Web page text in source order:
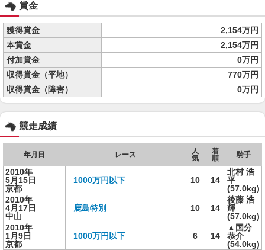
賞金
獲得賞金
2,154万円
本賞金
2,154万円
付加賞金
0万円
収得賞金（平地）
770万円
収得賞金（障害）
0万円
競走成績
年月日 レース
人
気
着
順
騎手
2010年
5月15日
京都
1000万円以下 10 14
北村 浩
平
(57.0kg)
2010年
4月17日
中山
鹿島特別 10 14
後藤 浩
輝
(57.0kg)
2010年
1月9日
京都
1000万円以下 6 14
▲国分
恭介
(54.0kg)